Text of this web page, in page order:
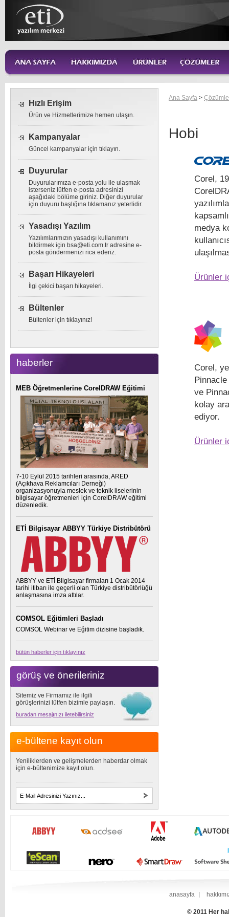
Ana Sayfa >
Hobi
Corel,
medya
Ürünler
Corel,
ve
kolay
ediyor.
Ürünler
Hızlı Erişim
Ürün ve Hizmetlerimize hemen ulaşın.
Kampanyalar
Güncel kampanyalar için tıklayın.
Duyurular
Duyurularımıza e-posta yolu ile ulaşmak
isterseniz lütfen e-posta adresinizi
aşağıdaki bölüme giriniz. Diğer duyurular
için duyuru başlığına tıklamanız yeterlidir.
Yasadışı Yazılım
Yazılımlarımızın yasadışı kullanımını
bildirmek için bsa@eti.com.tr adresine e-
posta göndermenizi rica ederiz.
Başarı Hikayeleri
İlgi çekici başarı hikayeleri.
Bültenler
Bültenler için tıklayınız!
haberler
MEB Öğretmenlerine CorelDRAW Eğitimi
7-10 Eylül 2015 tarihleri arasında, ARED
(Açıkhava Reklamcıları Derneği)
organizasyonuyla meslek ve teknik liselerinin
bilgisayar öğretmenleri için CorelDRAW eğitimi
düzenledik.
ETİ Bilgisayar ABBYY Türkiye Distribütörü
ABBYY ve ETİ Bilgisayar firmaları 1 Ocak 2014
tarihi itibarı ile geçerli olan Türkiye distribütörlüğü
anlaşmasına imza attılar.
COMSOL Eğitimleri Başladı
COMSOL Webinar ve Eğitim dizisine başladık.
bütün haberler için tıklayınız
görüş ve önerileriniz
Sitemiz ve Firmamız ile ilgili
görüşlerinizi lütfen bizimle paylaşın.
buradan mesajınızı iletebilirsiniz
e-bültene kayıt olun
Yeniliklerden ve gelişmelerden haberdar olmak
için e-bültenimize kayıt olun.
anasayfa
© 2011 Her